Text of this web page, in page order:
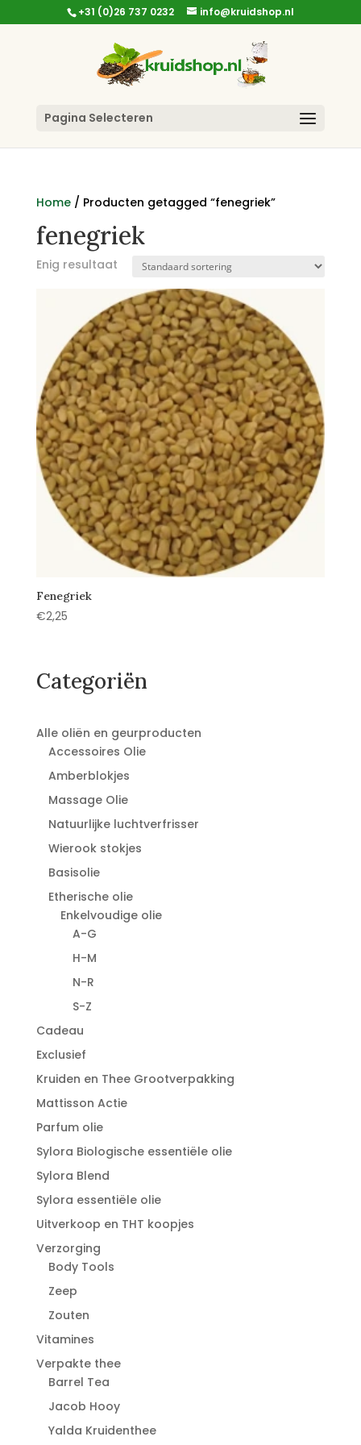
+31 (0)26 737 0232 info@kruidshop.nl
Pagina Selecteren
Home/ Producten getagged “fenegriek”
fenegriek
Enig resultaat
Fenegriek
€2,25
Categoriën
Alle oliën en geurproducten
Accessoires Olie
Amberblokjes
Massage Olie
Natuurlijke luchtverfrisser
Wierook stokjes
Basisolie
Etherische olie
Enkelvoudige olie
A-G
H-M
N-R
S-Z
Cadeau
Exclusief
Kruiden en Thee Grootverpakking
Mattisson Actie
Parfum olie
Sylora Biologische essentiële olie
Sylora Blend
Sylora essentiële olie
Uitverkoop en THT koopjes
Verzorging
Body Tools
Zeep
Zouten
Vitamines
Verpakte thee
Barrel Tea
Jacob Hooy
Yalda Kruidenthee